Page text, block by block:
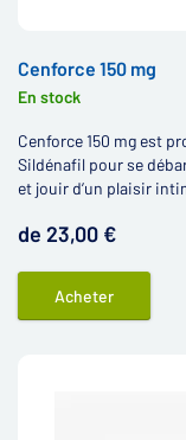
Cenforce 150 mg
En stock
Cenforce 150 mg est
Sildénafil pour se
et jouir d’un plaisir
de 23,00 €
Acheter